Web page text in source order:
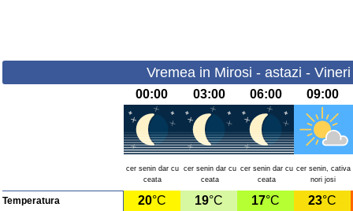
Vremea in Mirosi - astazi -
00:00 03:00 06:00 09:00
cer senin dar cu
ceata
cer senin dar cu
ceata
cer senin dar cu
ceata
cer senin, cativa
nori josi
Temperatura 20°C 19°C 17°C 23°C